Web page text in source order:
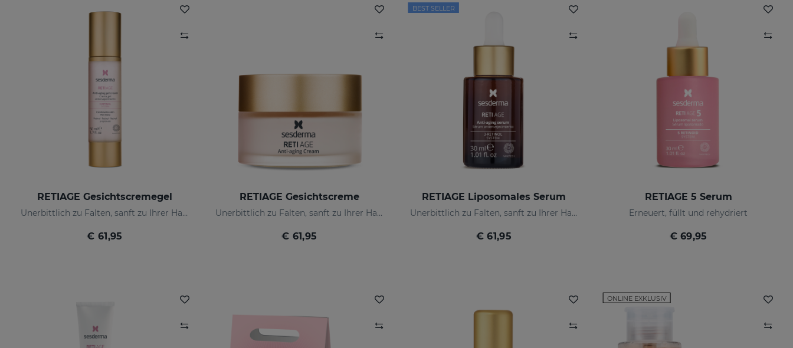
RETIAGE Gesichtscremegel
Unerbittlich zu Falten, sanft zu Ihrer Haut
€ 61,95
RETIAGE Gesichtscreme
Unerbittlich zu Falten, sanft zu Ihrer Haut
€ 61,95
BEST SELLER
RETIAGE Liposomales Serum
Unerbittlich zu Falten, sanft zu Ihrer Haut
€ 61,95
RETIAGE 5 Serum
Erneuert, füllt und rehydriert
€ 69,95
ONLINE EXKLUSIV